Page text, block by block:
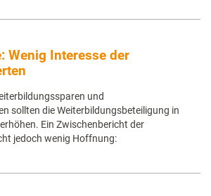
Wenig Interesse der
und
sollten die Weiterbildungsbeteiligung in
Ein Zwischenbericht der
jedoch wenig Hoffnung: